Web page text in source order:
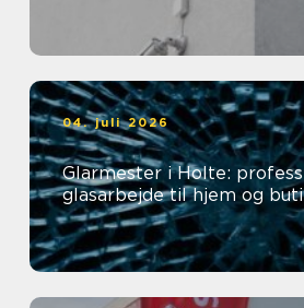
04. juli 2026
Glarmester i Holte:
glasarbejde til hjem og